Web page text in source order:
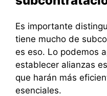
Es importante
tiene mucho de
es eso. Lo podemos
establecer alianzas
que harán más
esenciales.